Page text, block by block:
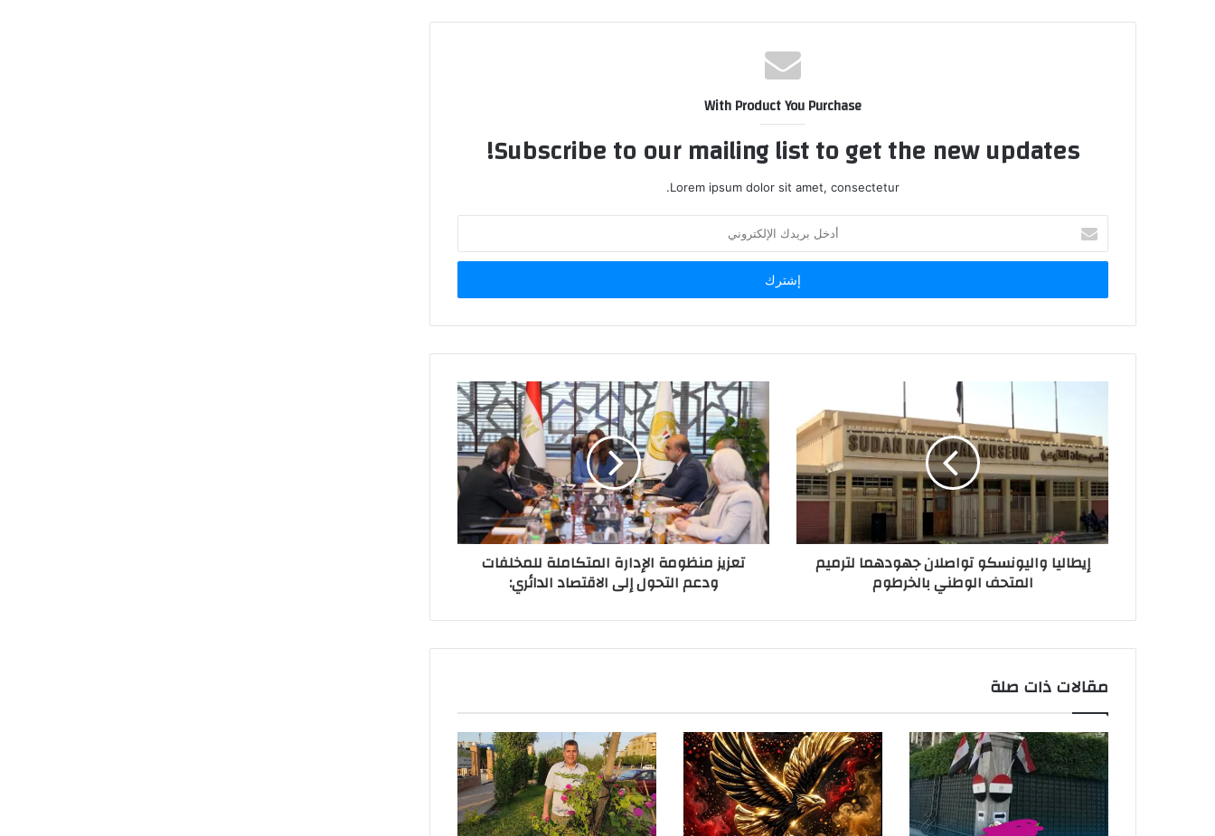
With Product You Purchase
Subscribe to our mailing list to get the new updates!
Lorem ipsum dolor sit amet, consectetur.
بريدك
الإلكتروني
إيطاليا واليونسكو تواصلان جهودهما لترميم
المتحف الوطني بالخرطوم
تعزيز منظومة الإدارة المتكاملة للمخلفات
ودعم التحول إلى الاقتصاد الدائري:
مقالات ذات صلة